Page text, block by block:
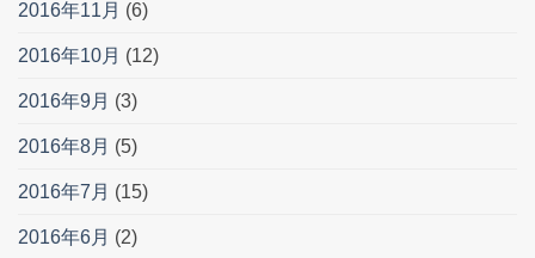
2016年11月 (6)
2016年10月 (12)
2016年9月 (3)
2016年8月 (5)
2016年7月 (15)
2016年6月 (2)